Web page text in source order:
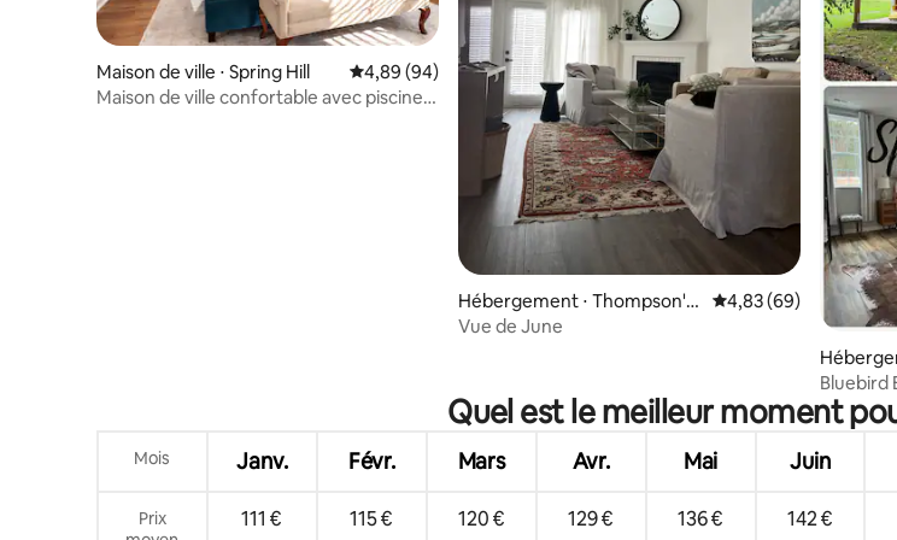
Maison de ville ⋅ Spring Hill Évaluation moyenne sur la base de 94 commentaires : 4,89 sur 5
4,89 (94)
Maison de ville confortable avec piscine
Hébergement ⋅ Thompson's
Station
Évaluation moyenne
4,83 (69)
Vue de June
Bluebird
paisible
Quel est le meilleur moment
Mois Janv. Févr. Mars Avr. Mai Juin
Prix
111 € 115 € 120 € 129 € 136 € 142 €